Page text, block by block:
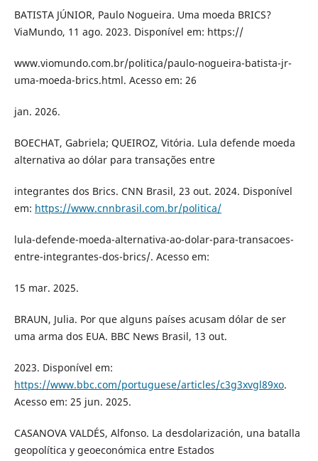
BATISTA JÚNIOR, Paulo Nogueira. Uma moeda BRICS?
ViaMundo, 11 ago. 2023. Disponível em: https://
www.viomundo.com.br/politica/paulo-nogueira-batista-jr-
uma-moeda-brics.html. Acesso em: 26
jan. 2026.
BOECHAT, Gabriela; QUEIROZ, Vitória. Lula defende moeda
alternativa ao dólar para transações entre
integrantes dos Brics. CNN Brasil, 23 out. 2024. Disponível
em: https://www.cnnbrasil.com.br/politica/
lula-defende-moeda-alternativa-ao-dolar-para-transacoes-
entre-integrantes-dos-brics/. Acesso em:
15 mar. 2025.
BRAUN, Julia. Por que alguns países acusam dólar de ser
uma arma dos EUA. BBC News Brasil, 13 out.
2023. Disponível em:
https://www.bbc.com/portuguese/articles/c3g3xvgl89xo.
Acesso em: 25 jun. 2025.
CASANOVA VALDÉS, Alfonso. La desdolarización, una batalla
geopolítica y geoeconómica entre Estados